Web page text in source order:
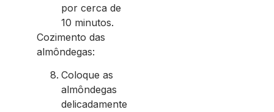
por cerca de
10 minutos.
Cozimento das
almôndegas:
Coloque as
almôndegas
delicadamente